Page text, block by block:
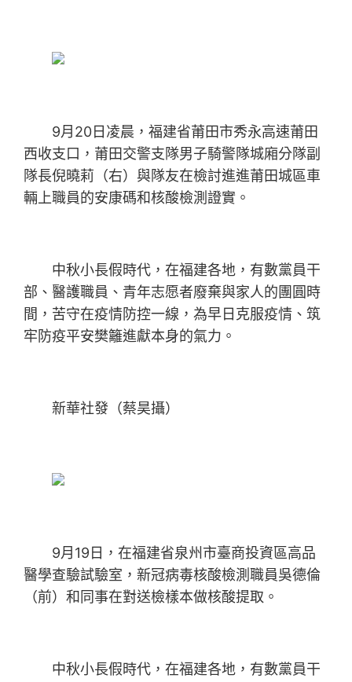
9月20日凌晨，福建省莆田市秀永高速莆田
西收支口，莆田交警支隊男子騎警隊城廂分隊副
隊長倪曉莉（右）與隊友在檢討進進莆田城區車
輛上職員的安康碼和核酸檢測證實。
中秋小長假時代，在福建各地，有數黨員干
部、醫護職員、青年志愿者廢棄與家人的團圓時
間，苦守在疫情防控一線，為早日克服疫情、筑
牢防疫平安樊籬進獻本身的氣力。
新華社發（蔡昊攝）
9月19日，在福建省泉州市臺商投資區高品
醫學查驗試驗室，新冠病毒核酸檢測職員吳德倫
（前）和同事在對送檢樣本做核酸提取。
中秋小長假時代，在福建各地，有數黨員干